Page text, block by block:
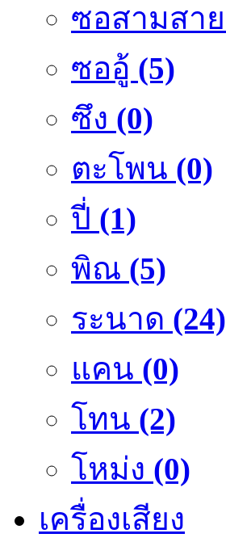
ซอสามสาย
ซออู้ (5)
ซึง (0)
ตะโพน (0)
ปี่ (1)
พิณ (5)
ระนาด (24)
แคน (0)
โทน (2)
โหม่ง (0)
เครื่องเสียง